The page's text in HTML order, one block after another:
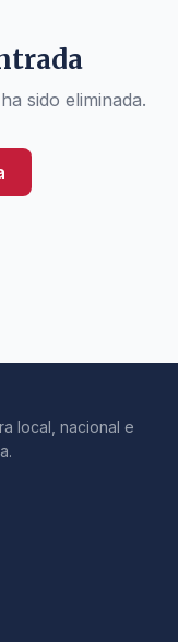
sido eliminada.
local, nacional e